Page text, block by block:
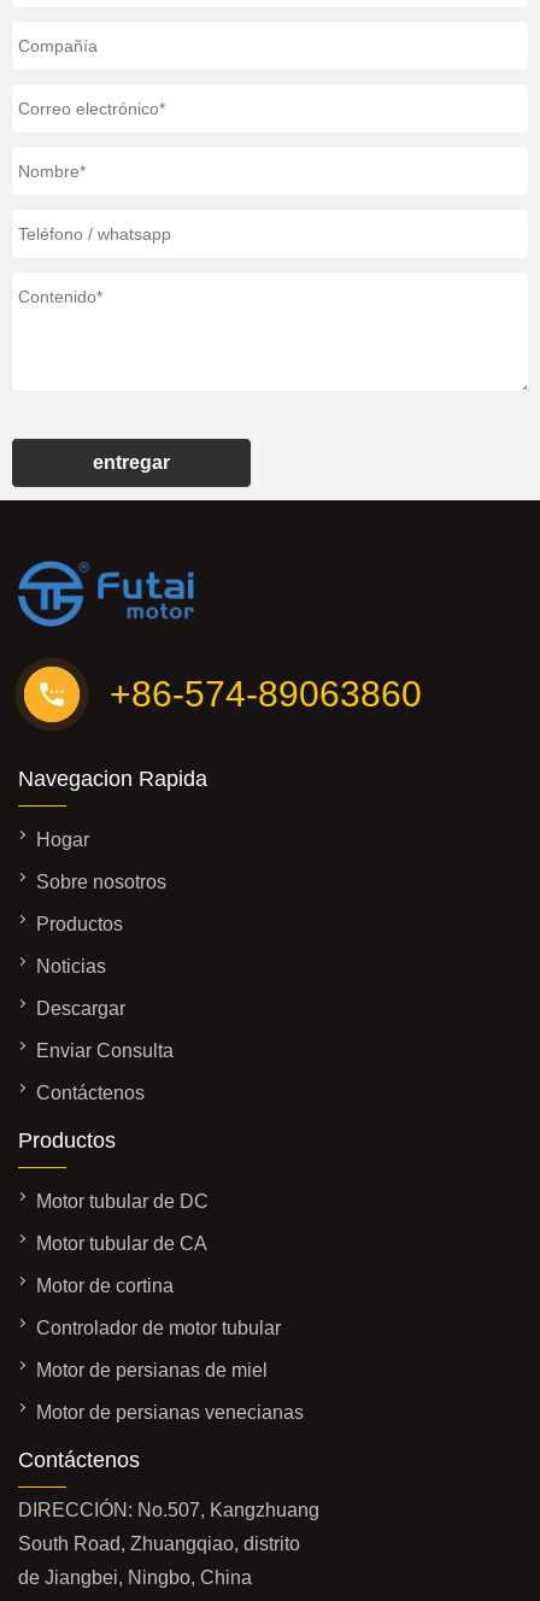
entregar
+86-574-89063860
Navegacion Rapida
Hogar
Sobre nosotros
Productos
Noticias
Descargar
Enviar Consulta
Contáctenos
Productos
Motor tubular de DC
Motor tubular de CA
Motor de cortina
Controlador de motor tubular
Motor de persianas de miel
Motor de persianas venecianas
Contáctenos
DIRECCIÓN: No.507, Kangzhuang
South Road, Zhuangqiao, distrito
de Jiangbei, Ningbo, China